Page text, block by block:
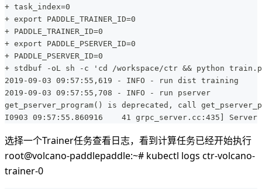
+ task_index=0
+ export PADDLE_TRAINER_ID=0
+ PADDLE_TRAINER_ID=0
+ export PADDLE_PSERVER_ID=0
+ PADDLE_PSERVER_ID=0
+ stdbuf -oL sh -c 'cd /workspace/ctr && python
2019-09-03 09:57:55,619 - INFO - run dist training
2019-09-03 09:57:55,708 - INFO - run pserver
get_pserver_program() is deprecated, call
I0903 09:57:55.860916    41 grpc_server.cc:435]
选择一个Trainer任务查看日志，看到计算任务已经开始执行
root@volcano-paddlepaddle:~# kubectl logs ctr-volcano-
trainer-0